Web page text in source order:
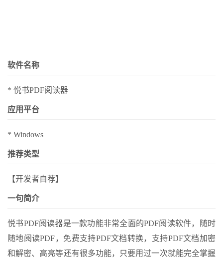
软件名称
* 悦书PDF阅读器
应用平台
* Windows
推荐类型
【开发者自荐】
一句简介
悦书PDF阅读器是一款功能非常全面的PDF阅读软件，随时
随地阅读PDF，免费支持PDF文档转换，支持PDF文档加密
和解密、高亮等还有很多功能，只要用过一次就能完全掌握